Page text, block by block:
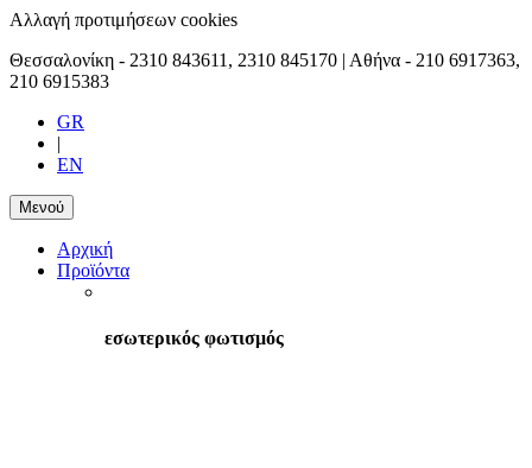
Αλλαγή προτιμήσεων cookies
Θεσσαλονίκη - 2310 843611, 2310 845170 | Αθήνα - 210 6917363,
210 6915383
GR
|
EN
Μενού
Αρχική
Προϊόντα
εσωτερικός φωτισμός